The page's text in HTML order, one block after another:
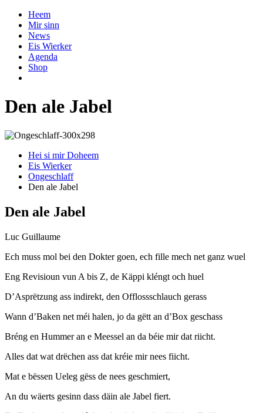
Heem
Mir sinn
News
Eis Wierker
Agenda
Shop
Den ale Jabel
Hei si mir Doheem
Eis Wierker
Ongeschlaff
Den ale Jabel
Den ale Jabel
Luc Guillaume
Ech muss mol bei den Dokter goen, ech fille mech net ganz wuel
Eng Revisioun vun A bis Z, de Käppi kléngt och huel
D’Asprëtzung ass indirekt, den Offlossschlauch gerass
Wann d’Baken net méi halen, jo da gëtt an d’Box geschass
Bréng en Hummer an e Meessel an da béie mir dat riicht.
Alles dat wat drëchen ass dat kréie mir nees fiicht.
Mat e bëssen Ueleg gëss de nees geschmiert,
An du wäerts gesinn dass däin ale Jabel fiert.